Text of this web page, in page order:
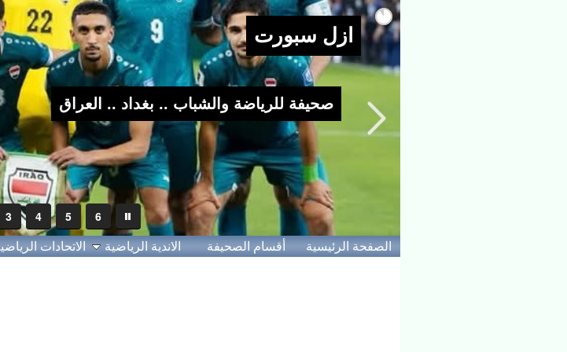
3 4 5 6
الصفحة الرئيسية أقسام الصحيفة الاندية الرياضية الاتحادات